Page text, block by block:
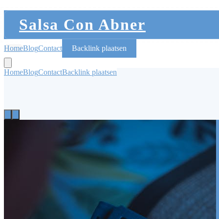
Salsa Con Abner
HomeBlogContact Backlink plaatsen
HomeBlogContactBacklink plaatsen